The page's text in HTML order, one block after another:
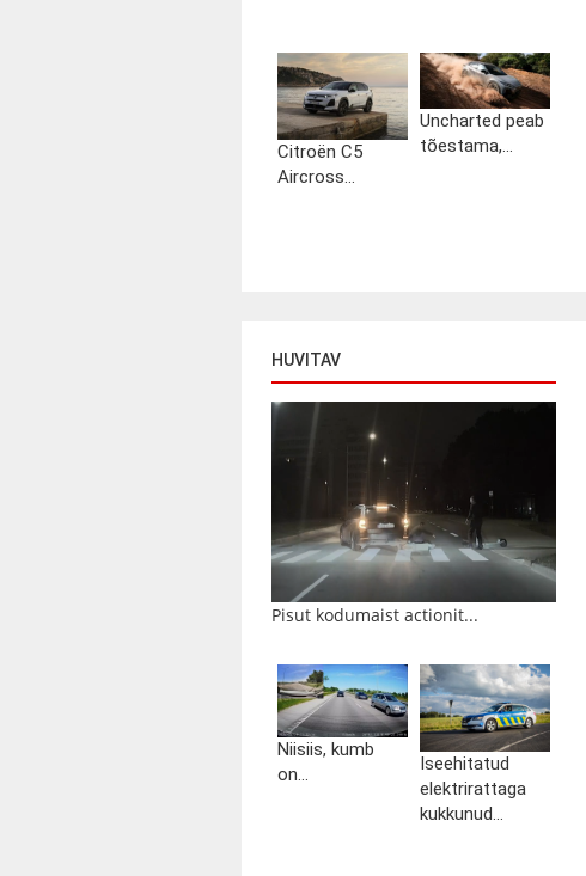
Citroën C5
Aircross...
Uncharted peab
tõestama,...
HUVITAV
Pisut kodumaist actionit...
Niisiis, kumb
on...
Iseehitatud
elektrirattaga
kukkunud...